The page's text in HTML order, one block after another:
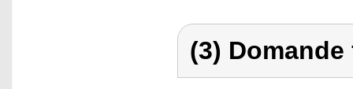
(3)